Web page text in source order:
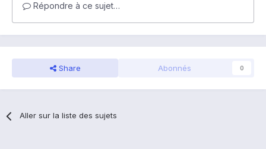
Répondre à ce sujet…
Share Abonnés 0
Aller sur la liste des sujets